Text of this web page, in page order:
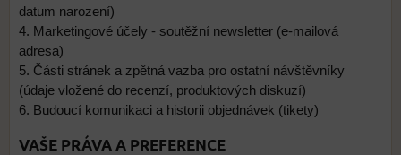
datum narození)
4. Marketingové účely - soutěžní newsletter (e-mailová
adresa)
5. Části stránek a zpětná vazba pro ostatní návštěvníky
(údaje vložené do recenzí, produktových diskuzí)
6. Budoucí komunikaci a historii objednávek (tikety)
VAŠE PRÁVA A PREFERENCE